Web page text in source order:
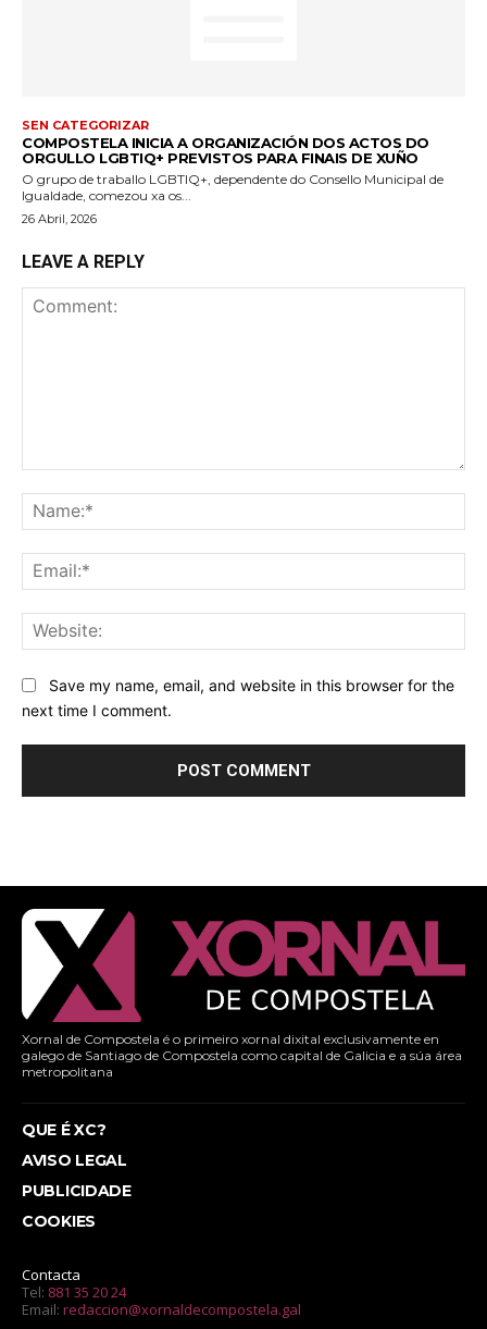
SEN CATEGORIZAR
COMPOSTELA INICIA A ORGANIZACIÓN DOS ACTOS DO
ORGULLO LGBTIQ+ PREVISTOS PARA FINAIS DE XUÑO
O grupo de traballo LGBTIQ+, dependente do Consello Municipal de
Igualdade, comezou xa os...
26 Abril, 2026
LEAVE A REPLY
Save my name, email, and website in this browser for the
next time I comment.
Xornal de Compostela é o primeiro xornal dixital exclusivamente en
galego de Santiago de Compostela como capital de Galicia e a súa área
metropolitana
QUE É XC?
AVISO LEGAL
PUBLICIDADE
COOKIES
Contacta
Tel: 881 35 20 24
Email: redaccion@xornaldecompostela.gal